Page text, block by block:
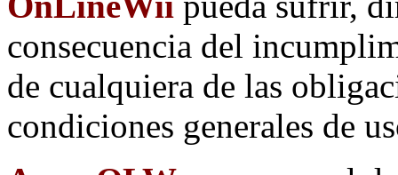
consecuencia del
de cualquiera de las
condiciones generales de